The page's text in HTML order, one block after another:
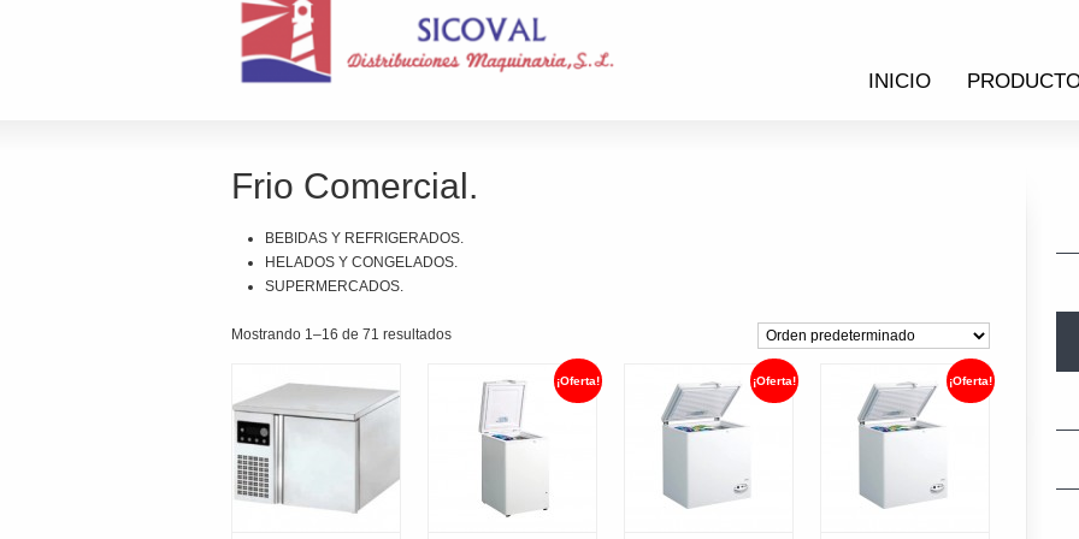
INICIO
Frio Comercial.
BEBIDAS Y REFRIGERADOS.
HELADOS Y CONGELADOS.
SUPERMERCADOS.
Mostrando 1–16 de 71 resultados
¡Oferta! ¡Oferta! ¡Oferta!